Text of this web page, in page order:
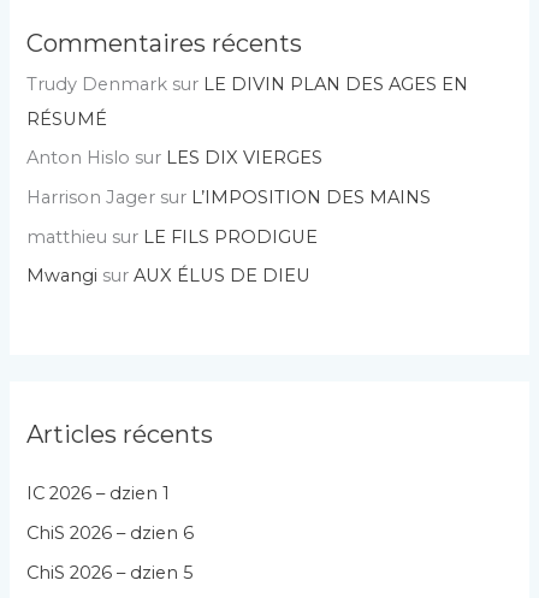
Commentaires récents
Trudy Denmark sur LE DIVIN PLAN DES AGES EN
RÉSUMÉ
Anton Hislo sur LES DIX VIERGES
Harrison Jager sur L’IMPOSITION DES MAINS
matthieu sur LE FILS PRODIGUE
Mwangi surAUX ÉLUS DE DIEU
Articles récents
IC 2026 – dzien 1
ChiS 2026 – dzien 6
ChiS 2026 – dzien 5